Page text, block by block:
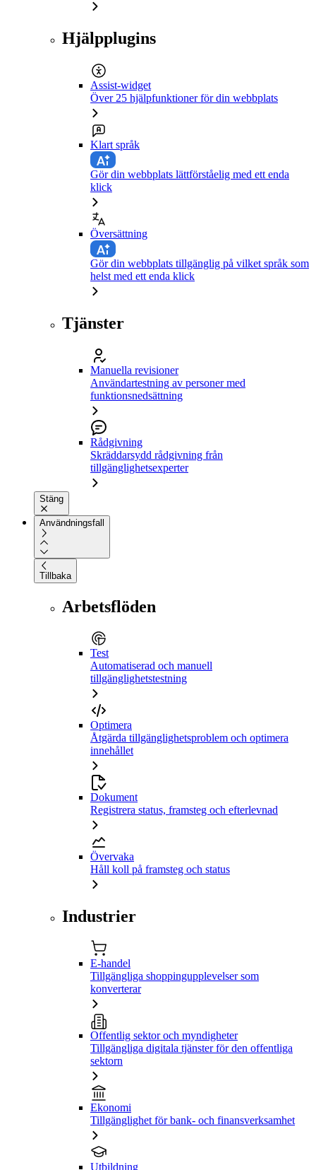
Hjälpplugins
Assist-widget
Över 25 hjälpfunktioner för din webbplats
Klart språk
Gör din webbplats lättförståelig med ett enda
klick
Översättning
Gör din webbplats tillgänglig på vilket språk som
helst med ett enda klick
Tjänster
Manuella revisioner
Användartestning av personer med
funktionsnedsättning
Rådgivning
Skräddarsydd rådgivning från
tillgänglighetsexperter
Stäng
Användningsfall
Tillbaka
Arbetsflöden
Test
Automatiserad och manuell
tillgänglighetstestning
Optimera
Åtgärda tillgänglighetsproblem och optimera
innehållet
Dokument
Registrera status, framsteg och efterlevnad
Övervaka
Håll koll på framsteg och status
Industrier
E-handel
Tillgängliga shoppingupplevelser som
konverterar
Offentlig sektor och myndigheter
Tillgängliga digitala tjänster för den offentliga
sektorn
Ekonomi
Tillgänglighet för bank- och finansverksamhet
Utbildning